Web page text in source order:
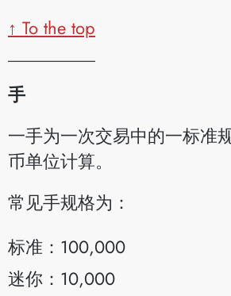
↑ To the top
手
一手为一次交易中的一标准
币单位计算。
常见手规格为：
标准：100,000
迷你：10,000